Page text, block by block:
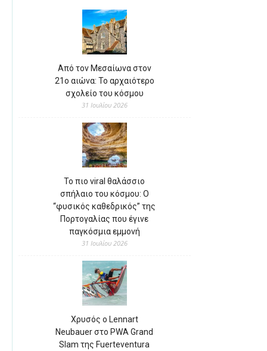
Από τον Μεσαίωνα στον
21ο αιώνα: Το αρχαιότερο
σχολείο του κόσμου
31 Ιουλίου 2026
Το πιο viral θαλάσσιο
σπήλαιο του κόσμου: Ο
“φυσικός καθεδρικός” της
Πορτογαλίας που έγινε
παγκόσμια εμμονή
31 Ιουλίου 2026
Χρυσός ο Lennart
Neubauer στο PWA Grand
Slam της Fuerteventura